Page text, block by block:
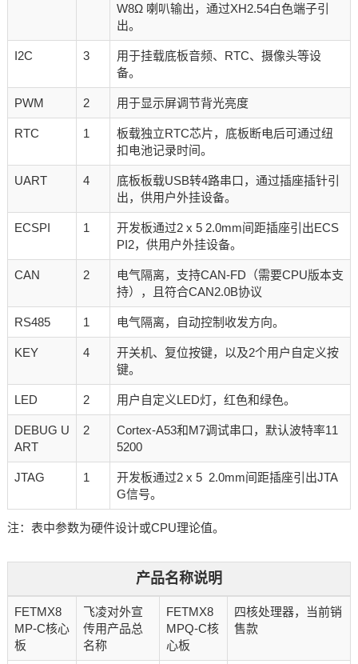
W8Ω 喇叭输出，通过XH2.54白色端子引
出。
I2C 3
用于挂载底板音频、RTC、摄像头等设
备。
PWM 2 用于显示屏调节背光亮度
RTC 1
板载独立RTC芯片，底板断电后可通过纽
扣电池记录时间。
UART 4
底板板载USB转4路串口，通过插座插针引
出，供用户外挂设备。
ECSPI 1
开发板通过2 x 5 2.0mm间距插座引出ECS
PI2，供用户外挂设备。
CAN 2
电气隔离，支持CAN-FD（需要CPU版本支
持），且符合CAN2.0B协议
RS485 1 电气隔离，自动控制收发方向。
KEY 4
开关机、复位按键，以及2个用户自定义按
键。
LED 2 用户自定义LED灯，红色和绿色。
DEBUG U
ART
2
Cortex-A53和M7调试串口，默认波特率11
5200
JTAG 1
开发板通过2 x 5 2.0mm间距插座引出JTA
G信号。
注：表中参数为硬件设计或CPU理论值。
产品名称说明
FETMX8
MP-C核心
板
飞凌对外宣
传用产品总
名称
FETMX8
MPQ-C核
心板
四核处理器，当前销
售款